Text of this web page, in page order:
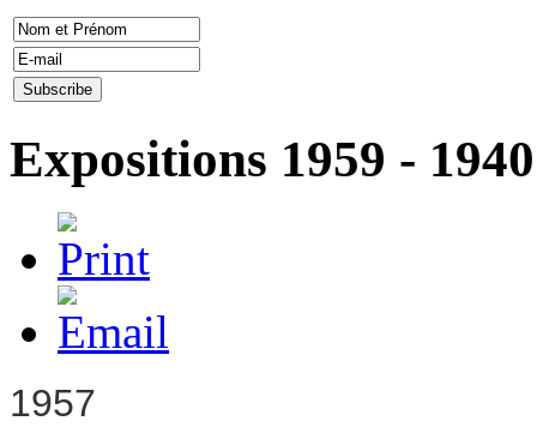
Expositions 1959 - 1940
1957